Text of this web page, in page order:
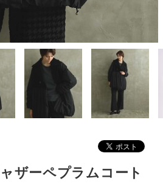
ザーペプラムコート